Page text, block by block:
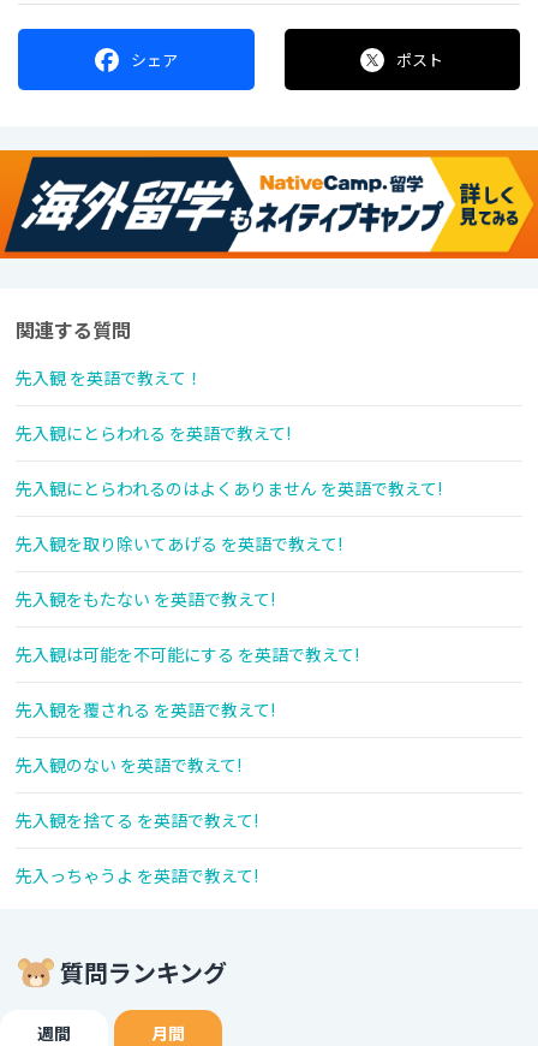
シェア ポスト
関連する質問
先入観 を英語で教えて！
先入観にとらわれる を英語で教えて!
先入観にとらわれるのはよくありません を英語で教えて!
先入観を取り除いてあげる を英語で教えて!
先入観をもたない を英語で教えて!
先入観は可能を不可能にする を英語で教えて!
先入観を覆される を英語で教えて!
先入観のない を英語で教えて!
先入観を捨てる を英語で教えて!
先入っちゃうよ を英語で教えて!
質問ランキング
週間 月間